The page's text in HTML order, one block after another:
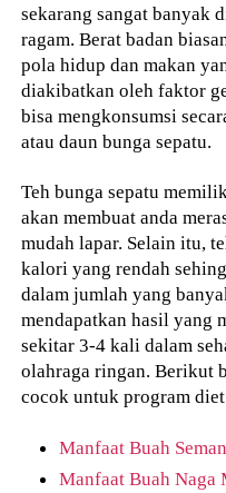
sekarang sangat banyak
ragam. Berat badan
pola hidup dan makan
diakibatkan oleh faktor
bisa mengkonsumsi
atau daun bunga sepatu.
Teh bunga sepatu
akan membuat anda
mudah lapar. Selain itu,
kalori yang rendah
dalam jumlah yang
mendapatkan hasil yang
sekitar 3-4 kali dalam
olahraga ringan. Berikut
cocok untuk program
Manfaat Buah
Manfaat Buah Naga